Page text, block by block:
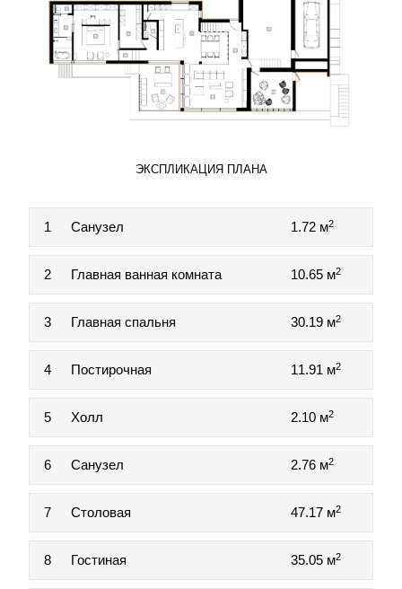
ЭКСПЛИКАЦИЯ ПЛАНА
1 Санузел 1.72 м2
2 Главная ванная комната 10.65 м2
3 Главная спальня 30.19 м2
4 Постирочная 11.91 м2
5 Холл 2.10 м2
6 Санузел 2.76 м2
7 Столовая 47.17 м2
8 Гостиная 35.05 м2